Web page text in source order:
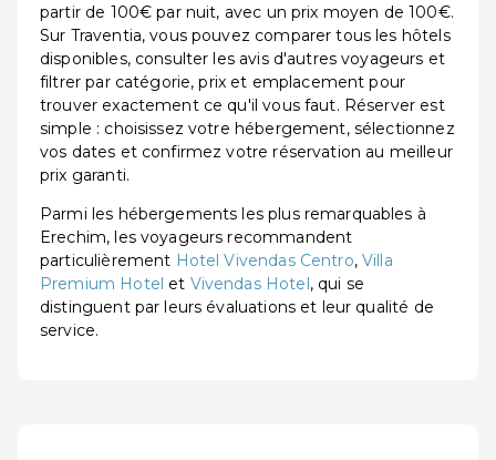
partir de 100€ par nuit, avec un prix moyen de 100€.
Sur Traventia, vous pouvez comparer tous les hôtels
disponibles, consulter les avis d'autres voyageurs et
filtrer par catégorie, prix et emplacement pour
trouver exactement ce qu'il vous faut. Réserver est
simple : choisissez votre hébergement, sélectionnez
vos dates et confirmez votre réservation au meilleur
prix garanti.
Parmi les hébergements les plus remarquables à
Erechim, les voyageurs recommandent
particulièrement Hotel Vivendas Centro,Villa
Premium Hotel et Vivendas Hotel, qui se
distinguent par leurs évaluations et leur qualité de
service.